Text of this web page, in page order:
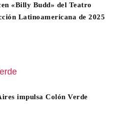
«Billy Budd» del Teatro
Latinoamericana de 2025
impulsa Colón Verde